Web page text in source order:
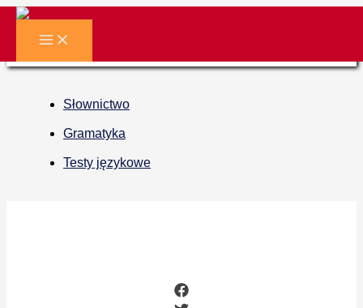
Słownictwo
Gramatyka
Testy językowe
Słownictwo